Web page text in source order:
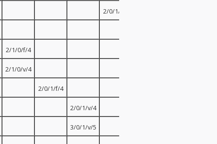
2/0/1/f/4
2/1/0/f/4
2/1/0/v/4
2/0/1/f/4
2/0/1/v/4
3/0/1/v/5